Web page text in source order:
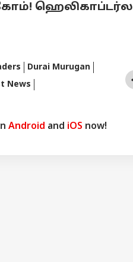
ஹெலிகாப்டர்ல
Durai Murugan
News
Android and iOS now!